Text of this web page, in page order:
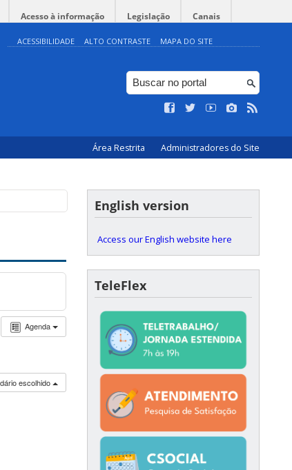
Acesso à informação Legislação Canais
ACESSIBILIDADE ALTO CONTRASTE MAPA DO SITE
Área Restrita Administradores do Site
Agenda
escolhido
English version
Access our English website here
TeleFlex